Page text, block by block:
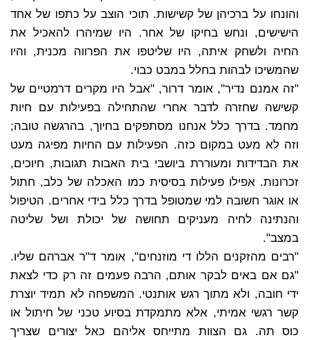
והונחו על ברכיהן של קשישות. תוכי הוצב על כתפו של אחד
הישישים, ונחש בחיקו של אחר. היו שמיהרו להאכיל את
החיה ולשחק איתה, היו שליטפו את הפרווה מכנית, והיו
שהמשיכו לבהות בחלל במבט כבוי.
"זה אמנם נדיר", אומר דרור, "אבל היו מקרים דרמטיים של
קשישה שחזרה לדבר אחרי שהתחילה בפעילות עם חיות
מחמד. בדרך כלל אנחנו מסתפקים בחיוך, בהרגשה טובה;
וזה לא מעט במקום כזה. הפעילות עם החיות מפיגה מעט
את הבדידות ומעוררת ביושבי בית האבות תגובות, חיוכים,
זכרונות. אפילו פעילות בסיסית כמו האכלה של כלב, חתול
או אוגר חשובה למי שמטופל בדרך כלל בידי אחרים. הטיפול
והנתינה לחיה מעניקים תחושה של יכולת ושל שליטה
במצב".
"רבים מהזקנים הללו די מוזנחים", אומר ד"ר אברהם שליו.
"גם אם באים לבקר אותם, הרבה פעמים זה רק כדי לצאת
ידי חובה, ולא מתוך רגש אותנטי. המשפחה לא תמיד יוצרת
קשר רגשי אמיתי, אלא מתמקדת בסיוע טכני של חיתול או
כוס תה. גם הצוות מתייחס אליהם כאל יצורים שצריך